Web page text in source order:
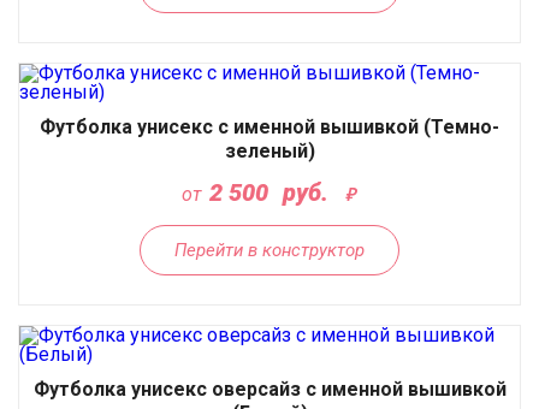
Футболка унисекс с именной вышивкой (Темно-
зеленый)
от 2 500 руб.
Перейти в конструктор
Футболка унисекс оверсайз с именной вышивкой